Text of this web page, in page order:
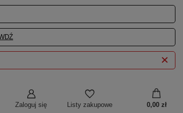
Zaloguj się Listy zakupowe 0,00 zł